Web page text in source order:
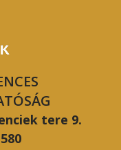
tere 9.